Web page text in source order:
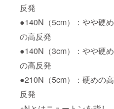
反発
●140N（5cm）：やや硬め
の高反発
●140N（3cm）：やや硬め
の高反発
●210N（5cm）：硬めの高
反発